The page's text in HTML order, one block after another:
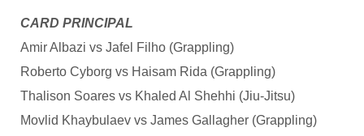
CARD PRINCIPAL
Amir Albazi vs Jafel Filho (Grappling)
Roberto Cyborg vs Haisam Rida (Grappling)
Thalison Soares vs Khaled Al Shehhi (Jiu-Jitsu)
Movlid Khaybulaev vs James Gallagher (Grappling)